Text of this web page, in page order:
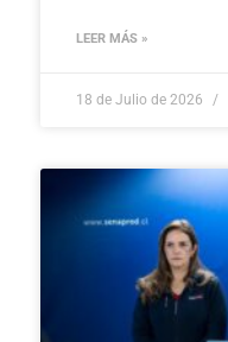
LEER MÁS »
18 de Julio de 2026